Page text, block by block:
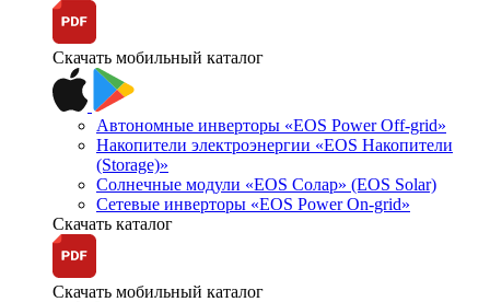
Скачать мобильный каталог
Автономные инверторы «EOS Power Off-grid»
Накопители электроэнергии «EOS Накопители
(Storage)»
Солнечные модули «EOS Солар» (EOS Solar)
Сетевые инверторы «EOS Power On-grid»
Скачать каталог
Скачать мобильный каталог